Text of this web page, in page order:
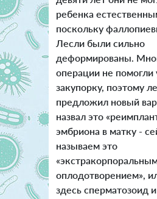
ребенка
поскольку
Лесли были сильно
деформированы.
операции не помогли
закупорку, поэтому
предложил новый
назвал это
эмбриона в матку -
называем это
оплодотворением»,
здесь сперматозоид